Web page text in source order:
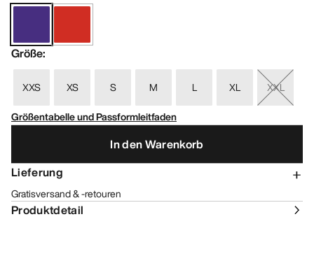
Größe:
XXS XS S M L XL
XXL
Größentabelle und Passformleitfaden
In den Warenkorb
Lieferung
Gratisversand & -retouren
Produktdetail